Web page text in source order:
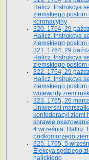
Halicz. Instrukcya
ziemskiego posłom
koronacyjny
320. 1764, 29
Halicz. Instrukcya
ziemskiego posłom
321. 1764, 29
Halicz. Instrukcya
ziemskiego
322. 1764, 29
Halicz. Instrukcya
ziemskiego posłom
wojewody ziem
323. 1765, 26
Uniwersał
konfederacyi ziemi
sprawie
4 września, Halicz.
podkomorzego
325. 1765, 5
Elekcya sędziego
halickiego